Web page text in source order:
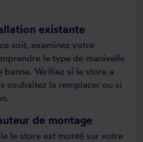
existante
soit, examinez votre
le type de manivelle
Vérifiez si le store a
souhaitez la remplacer ou si
de montage
le store est monté sur votre